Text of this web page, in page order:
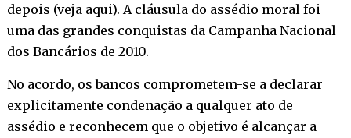
depois (veja aqui). A cláusula do assédio moral foi
uma das grandes conquistas da Campanha Nacional
dos Bancários de 2010.
No acordo, os bancos comprometem-se a declarar
explicitamente condenação a qualquer ato de
assédio e reconhecem que o objetivo é alcançar a